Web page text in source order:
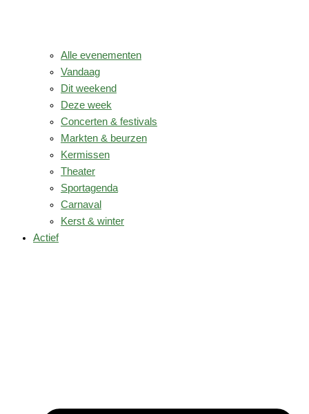
Alle evenementen
Vandaag
Dit weekend
Deze week
Concerten & festivals
Markten & beurzen
Kermissen
Theater
Sportagenda
Carnaval
Kerst & winter
Actief